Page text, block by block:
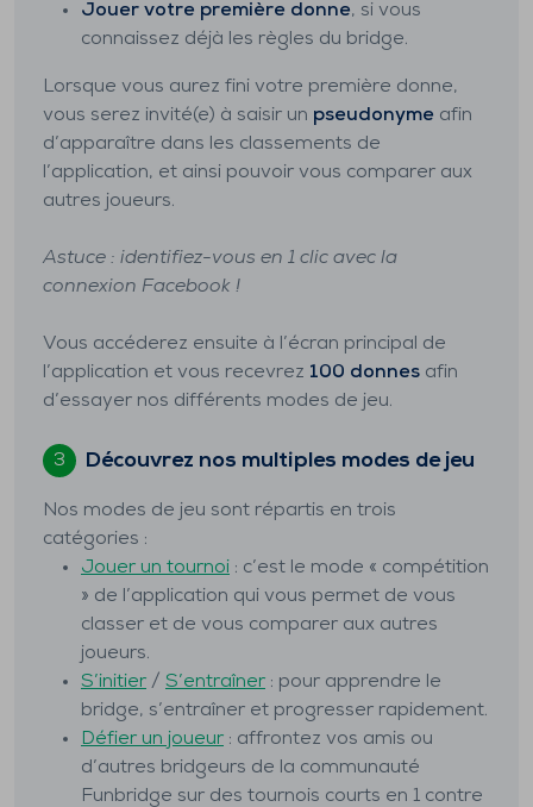
Jouer votre première donne, si vous
connaissez déjà les règles du bridge.
Lorsque vous aurez fini votre première donne,
vous serez invité(e) à saisir un pseudonyme afin
d’apparaître dans les classements de
l’application, et ainsi pouvoir vous comparer aux
autres joueurs.
Astuce : identifiez-vous en 1 clic avec la
connexion Facebook !
Vous accéderez ensuite à l’écran principal de
l’application et vous recevrez 100 donnes afin
d’essayer nos différents modes de jeu.
3 Découvrez nos multiples modes de jeu
Nos modes de jeu sont répartis en trois
catégories :
Jouer un tournoi : c’est le mode « compétition
» de l’application qui vous permet de vous
classer et de vous comparer aux autres
joueurs.
S’initier / S’entraîner : pour apprendre le
bridge, s’entraîner et progresser rapidement.
Défier un joueur : affrontez vos amis ou
d’autres bridgeurs de la communauté
Funbridge sur des tournois courts en 1 contre